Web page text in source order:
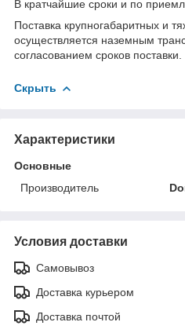
В кратчайшие сроки и по
Поставка крупногабаритных и
осуществляется наземным
согласованием сроков поставки.
Скрыть
Характеристики
Основные
Производитель
Условия доставки
Самовывоз
Доставка курьером
Доставка почтой